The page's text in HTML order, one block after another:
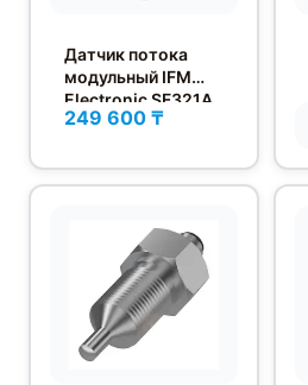
Датчик потока
модульный IFM
Electronic SF321A
249 600 ₸